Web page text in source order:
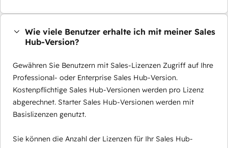
Wie viele Benutzer erhalte ich mit meiner Sales
Hub-Version?
Gewähren Sie Benutzern mit Sales-Lizenzen Zugriff auf Ihre
Professional- oder Enterprise Sales Hub-Version.
Kostenpflichtige Sales Hub-Versionen werden pro Lizenz
abgerechnet. Starter Sales Hub-Versionen werden mit
Basislizenzen genutzt.
Sie können die Anzahl der Lizenzen für Ihr Sales Hub-